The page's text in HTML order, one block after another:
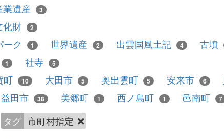
業遺産 3
化財 2
ーク 1 世界遺産 2 出雲国風土記 4 古墳
1 社寺 5
町 10 大田市 5 奥出雲町 5 安来市 6
益田市 38 美郷町 1 西ノ島町 1 邑南町 7
タグ 市町村指定